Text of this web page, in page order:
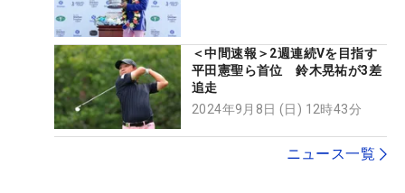
＜中間速報＞2週連続Vを目指す
平田憲聖ら首位 鈴木晃祐が3差
追走
2024年9月8日 (日) 12時43分
ニュース一覧